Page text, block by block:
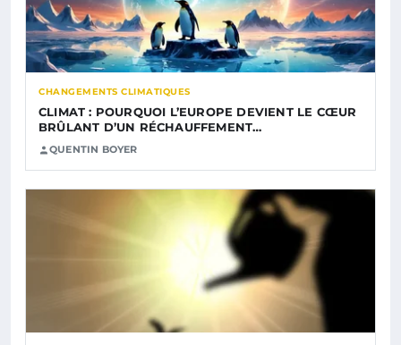
CHANGEMENTS CLIMATIQUES
CLIMAT : POURQUOI L’EUROPE DEVIENT LE CŒUR
BRÛLANT D’UN RÉCHAUFFEMENT…
QUENTIN BOYER